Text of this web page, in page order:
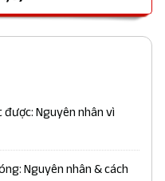
Nguyên nhân vì
Nguyên nhân & cách